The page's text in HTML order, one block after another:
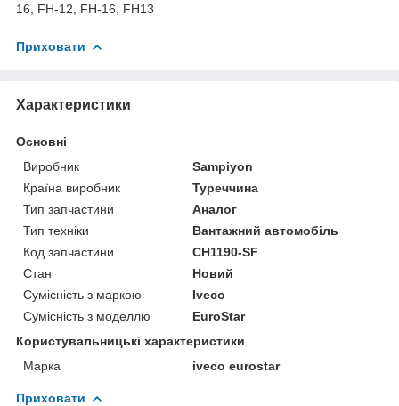
16, FH-12, FH-16, FH13
Приховати
Характеристики
Основні
Виробник
Sampiyon
Країна виробник
Туреччина
Тип запчастини
Аналог
Тип техніки
Вантажний автомобіль
Код запчастини
CH1190-SF
Стан
Новий
Сумісність з маркою
Iveco
Сумісність з моделлю
EuroStar
Користувальницькі характеристики
Марка
iveco eurostar
Приховати